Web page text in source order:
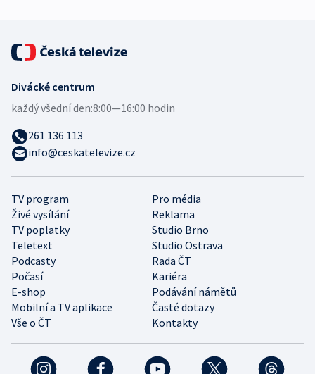
TV program
Pro média
Živé vysílání
Reklama
TV poplatky
Studio Brno
Teletext
Studio Ostrava
Podcasty
Rada ČT
Počasí
Kariéra
E-shop
Podávání námětů
Mobilní a TV aplikace
Časté dotazy
Vše o ČT
Kontakty
Divácké centrum
každý všední den:8:00—16:00 hodin
261 136 113
info@ceskatelevize.cz